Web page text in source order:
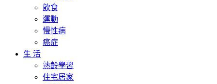
飲食
運動
慢性病
癌症
生 活
熟齡學習
住宅居家